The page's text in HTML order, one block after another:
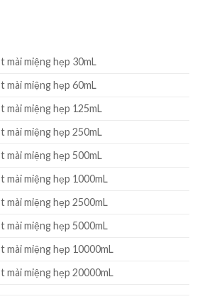
miệng hẹp 30mL
miệng hẹp 60mL
miệng hẹp 125mL
miệng hẹp 250mL
miệng hẹp 500mL
miệng hẹp 1000mL
miệng hẹp 2500mL
miệng hẹp 5000mL
miệng hẹp 10000mL
miệng hẹp 20000mL